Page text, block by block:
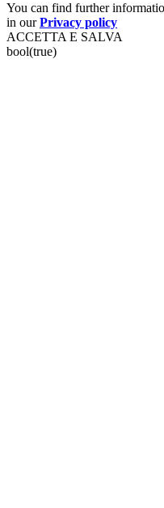
You can find further
in ourPrivacy policy
ACCETTA E SALVA
bool(true)